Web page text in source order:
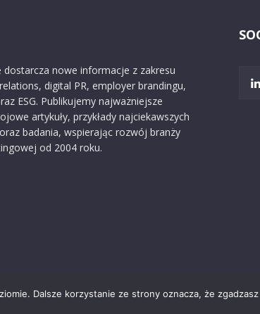
dostarcza nowe informacje z zakresu
digital PR, employer brandingu,
ESG. Publikujemy najważniejsze
artykuły, przykłady najciekawszych
badania, wspierając rozwój branży
od 2004 roku.
O nas Reklama
Dalsze korzystanie ze strony oznacza, że